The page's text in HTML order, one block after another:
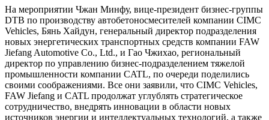
На мероприятии Чжан Минфу, вице-президент бизнес-группы
DTB по производству автобетоносмесителей компании CIMC
Vehicles, Бянь Хайдун, генеральный директор подразделения
новых энергетических транспортных средств компании FAW
Jiefang Automotive Co., Ltd., и Гао Чжихао, региональный
директор по управлению бизнес-подразделением тяжелой
промышленности компании CATL, по очереди поделились
своими соображениями. Все они заявили, что CIMC Vehicles,
FAW Jiefang и CATL продолжат углублять стратегическое
сотрудничество, внедрять инновации в области новых
источников энергии и интеллектуальных технологий, а также